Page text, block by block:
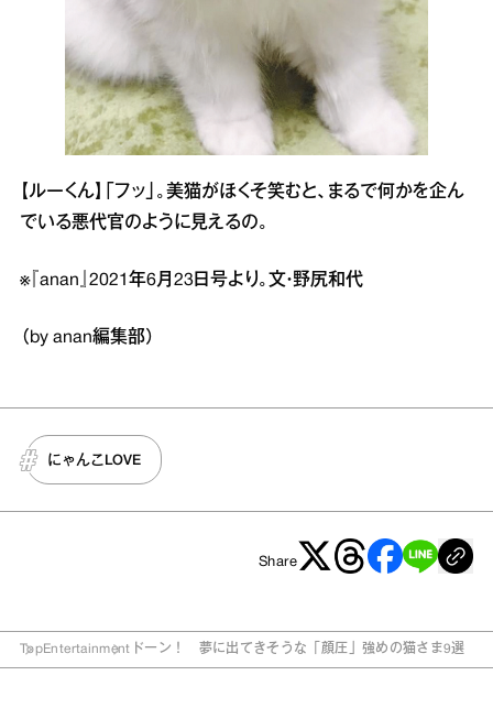
【ルーくん】「フッ」。美猫がほくそ笑むと、まるで何かを企ん
でいる悪代官のように見えるの。
※『anan』2021年6月23日号より。文・野尻和代
（by anan編集部）
にゃんこLOVE
Share
TopEntertainment ドーン！ 夢に出てきそうな「顔圧」強めの猫さま9選